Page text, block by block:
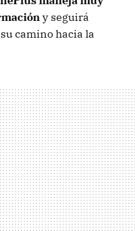
y seguirá
camino hacia la